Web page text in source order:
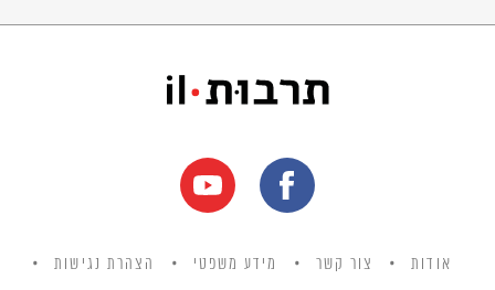
אודות צור קשר מידע משפטי הצהרת נגישות